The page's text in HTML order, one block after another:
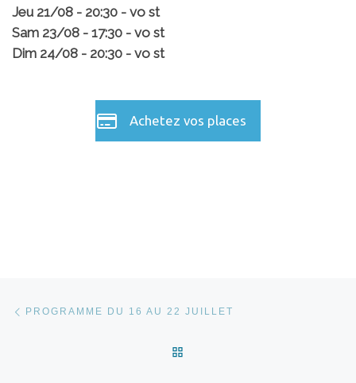
Jeu 21/08 - 20:30 - vo st
Sam 23/08 - 17:30 - vo st
Dim 24/08 - 20:30 - vo st
Achetez vos places
Parcourir les articles
PROGRAMME DU 16 AU 22 JUILLET